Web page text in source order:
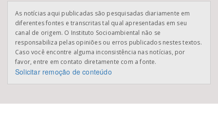
As notícias aqui publicadas são pesquisadas diariamente em
diferentes fontes e transcritas tal qual apresentadas em seu
canal de origem. O Instituto Socioambiental não se
responsabiliza pelas opiniões ou erros publicados nestes textos.
Caso você encontre alguma inconsistência nas notícias, por
favor, entre em contato diretamente com a fonte.
Solicitar remoção de conteúdo